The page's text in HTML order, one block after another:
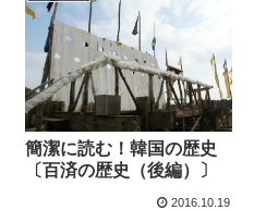
簡潔に読む！韓国の歴史
〔百済の歴史（後編）〕
2016.10.19